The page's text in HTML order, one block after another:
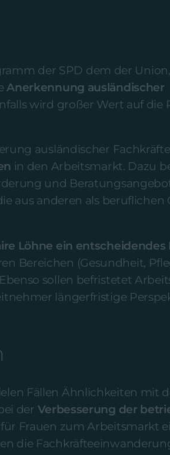
der SPD dem der Union,
Anerkennung ausländischer
wird großer Wert auf die
ausländischer
in den Arbeitsmarkt. Dazu
und
aus anderen als beruflichen
Löhne ein entscheidendes
Bereichen (Gesundheit,
sollen befristetet
längerfristige
Fällen Ähnlichkeiten mit
der Verbesserung der
Frauen zum Arbeitsmarkt
die